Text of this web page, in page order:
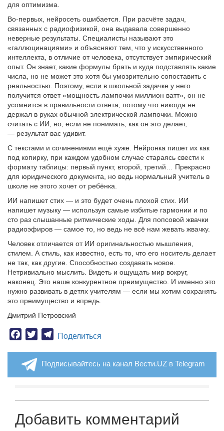
для оптимизма.
Во-первых, нейросеть ошибается. При расчёте задач,
связанных с радиофизикой, она выдавала совершенно
неверные результаты. Специалисты называют это
«галлюцинациями» и объясняют тем, что у искусственного
интеллекта, в отличие от человека, отсутствует эмпирический
опыт. Он знает, какие формулы брать и куда подставлять какие
числа, но не может это хотя бы умозрительно сопоставить с
реальностью. Поэтому, если в школьной задачке у него
получится ответ «мощность лампочки миллион ватт», он не
усомнится в правильности ответа, потому что никогда не
держал в руках обычной электрической лампочки. Можно
считать с ИИ, но, если не понимать, как он это делает,
— результат вас удивит.
С текстами и сочинениями ещё хуже. Нейронка пишет их как
под копирку, при каждом удобном случае стараясь свести к
формату таблицы: первый пункт, второй, третий… Прекрасно
для юридического документа, но ведь нормальный учитель в
школе не этого хочет от ребёнка.
ИИ напишет стих — и это будет очень плохой стих. ИИ
напишет музыку — используя самые избитые гармонии и по
сто раз слышанные ритмические ходы. Для попсовой жвачки
радиоэфиров — самое то, но ведь не всё нам жевать жвачку.
Человек отличается от ИИ оригинальностью мышления,
стилем. А стиль, как известно, есть то, что его носитель делает
не так, как другие. Способностью создавать новое.
Нетривиально мыслить. Видеть и ощущать мир вокруг,
наконец. Это наше конкурентное преимущество. И именно это
нужно развивать в детях учителям — если мы хотим сохранять
это преимущество и впредь.
Дмитрий Петровский
Facebook
TwitterTelegram
Поделиться
Подписывайтесь на канал Вести.UZ в Telegram
Добавить комментарий